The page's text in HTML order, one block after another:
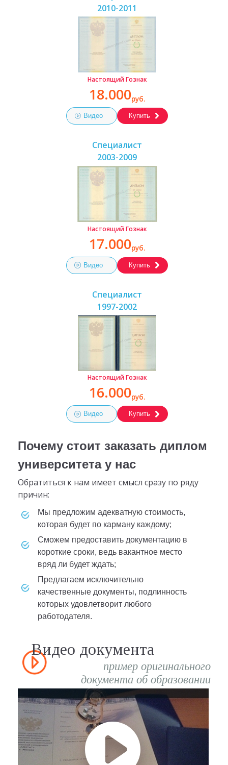
2010-2011
Настоящий Гознак
18.000руб.
Видео Купить
Специалист
2003-2009
Настоящий Гознак
17.000руб.
Видео Купить
Специалист
1997-2002
Настоящий Гознак
16.000руб.
Видео Купить
Почему стоит заказать диплом
университета у нас
Обратиться к нам имеет смысл сразу по ряду
причин:
мы предложим адекватную стоимость,
которая будет по карману каждому;
сможем предоставить документацию в
короткие сроки, ведь вакантное место
вряд ли будет ждать;
предлагаем исключительно
качественные документы, подлинность
которых удовлетворит любого
работодателя.
Видео документа
пример оригинального
документа об образовании